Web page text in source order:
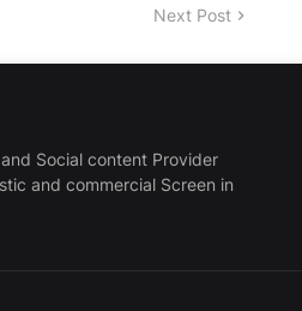
Next Post
Social content Provider
and commercial Screen in